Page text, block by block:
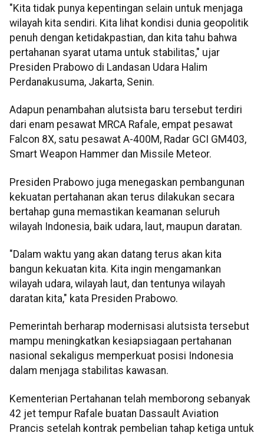
"Kita tidak punya kepentingan selain untuk menjaga
wilayah kita sendiri. Kita lihat kondisi dunia geopolitik
penuh dengan ketidakpastian, dan kita tahu bahwa
pertahanan syarat utama untuk stabilitas," ujar
Presiden Prabowo di Landasan Udara Halim
Perdanakusuma, Jakarta, Senin.
Adapun penambahan alutsista baru tersebut terdiri
dari enam pesawat MRCA Rafale, empat pesawat
Falcon 8X, satu pesawat A-400M, Radar GCI GM403,
Smart Weapon Hammer dan Missile Meteor.
Presiden Prabowo juga menegaskan pembangunan
kekuatan pertahanan akan terus dilakukan secara
bertahap guna memastikan keamanan seluruh
wilayah Indonesia, baik udara, laut, maupun daratan.
"Dalam waktu yang akan datang terus akan kita
bangun kekuatan kita. Kita ingin mengamankan
wilayah udara, wilayah laut, dan tentunya wilayah
daratan kita," kata Presiden Prabowo.
Pemerintah berharap modernisasi alutsista tersebut
mampu meningkatkan kesiapsiagaan pertahanan
nasional sekaligus memperkuat posisi Indonesia
dalam menjaga stabilitas kawasan.
Kementerian Pertahanan telah memborong sebanyak
42 jet tempur Rafale buatan Dassault Aviation
Prancis setelah kontrak pembelian tahap ketiga untuk